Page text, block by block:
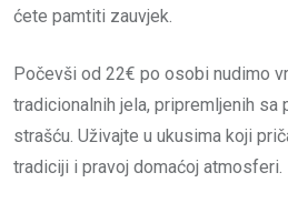
ćete pamtiti zauvjek.
Počevši od 22€ po osobi nudimo
tradicionalnih jela, pripremljenih sa
strašću. Uživajte u ukusima koji
tradiciji i pravoj domaćoj atmosferi.